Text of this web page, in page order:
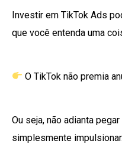
Investir em TikTok Ads
que você entenda uma
O TikTok não premia
Ou seja, não adianta
simplesmente